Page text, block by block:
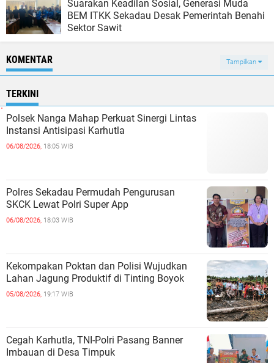
Suarakan Keadilan Sosial, Generasi Muda
BEM ITKK Sekadau Desak Pemerintah Benahi
Sektor Sawit
KOMENTAR Tampilkan
TERKINI
Polsek Nanga Mahap Perkuat Sinergi Lintas
Instansi Antisipasi Karhutla
06/08/2026, 18:05 WIB
Polres Sekadau Permudah Pengurusan
SKCK Lewat Polri Super App
06/08/2026, 18:03 WIB
Kekompakan Poktan dan Polisi Wujudkan
Lahan Jagung Produktif di Tinting Boyok
05/08/2026, 19:17 WIB
Cegah Karhutla, TNI-Polri Pasang Banner
Imbauan di Desa Timpuk